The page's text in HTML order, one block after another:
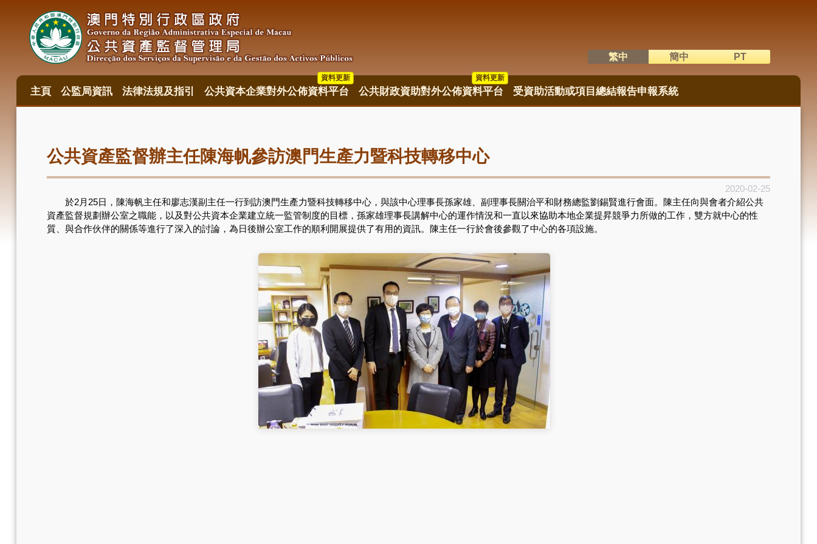
語系切換
繁中 簡中 PT
目
主頁 公監局資訊 法律法規及指引 公共資本企業對外公佈資料平台
資料更新
公共財政資助對外公佈資料平台
資料更新
資料更新
受資助活動或項目總結報告申報系統
公共資產監督辦主任陳海帆參訪澳門生產力暨科技轉移中心
2020-02-25
於2月25日，陳海帆主任和廖志漢副主任一行到訪澳門生產力暨科技轉移中心，與該中心理事長孫家雄、副理事長關治平和財務總監劉錫賢進行會面。陳主任向與會者介紹公共
資產監督規劃辦公室之職能，以及對公共資本企業建立統一監管制度的目標，孫家雄理事長講解中心的運作情況和一直以來協助本地企業提昇競爭力所做的工作，雙方就中心的性
質、與合作伙伴的關係等進行了深入的討論，為日後辦公室工作的順利開展提供了有用的資訊。陳主任一行於會後參觀了中心的各項設施。